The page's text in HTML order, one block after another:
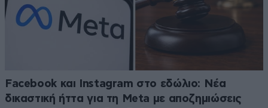
Facebook και Instagram στο εδώλιο: Νέα
δικαστική ήττα για τη Meta με αποζημιώσεις